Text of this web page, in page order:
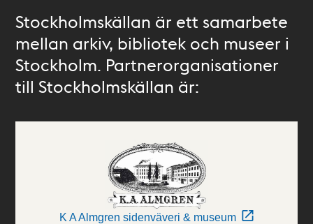
Stockholmskällan är ett samarbete
mellan arkiv, bibliotek och museer i
Stockholm. Partnerorganisationer
till Stockholmskällan är:
K A Almgren sidenväveri & museum